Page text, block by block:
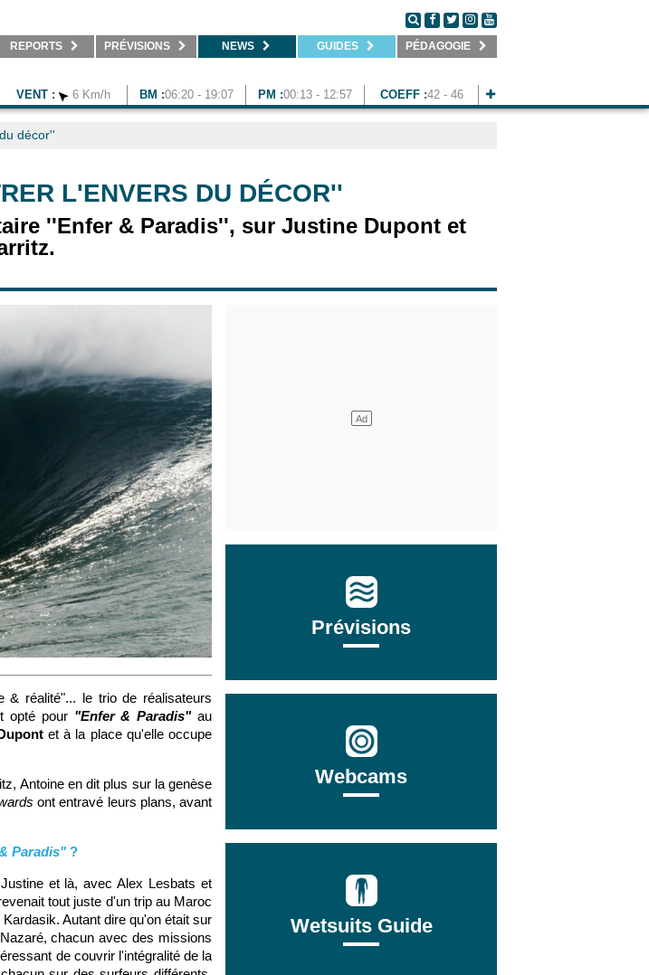
REPORTS PRÉVISIONS NEWS GUIDES PÉDAGOGIE
VENT : 6 Km/h BM :06:20 - 19:07 PM :00:13 - 12:57 COEFF :42 - 46
décor''
L'ENVERS DU DÉCOR''
''Enfer & Paradis'', sur Justine Dupont et
& réalité"... le trio de réalisateurs
opté pour "Enfer & Paradis"au
et à la place qu'elle occupe
Antoine en dit plus sur la genèse
ont entravé leurs plans, avant
Paradis"?
et là, avec Alex Lesbats et
tout juste d'un trip au Maroc
Autant dire qu'on était sur
chacun avec des missions
de couvrir l'intégralité de la
Prévisions
Webcams
Wetsuits Guide